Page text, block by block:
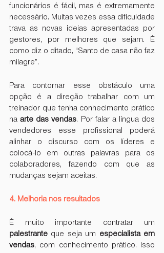
funcionários é fácil, mas é extremamente
necessário. Muitas vezes essa dificuldade
trava as novas ideias apresentadas por
gestores, por melhores que sejam. É
como diz o ditado, “Santo de casa não faz
milagre”.
Para contornar esse obstáculo uma
opção é a direção trabalhar com um
treinador que tenha conhecimento prático
na arte das vendas. Por falar a língua dos
vendedores esse profissional poderá
alinhar o discurso com os líderes e
colocá-lo em outras palavras para os
colaboradores, fazendo com que as
mudanças sejam aceitas.
4. Melhoria nos resultados
palestrante que seja um especialista em
vendas, com conhecimento prático. Isso